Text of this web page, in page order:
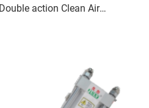
action Clean Air
anti-vêtements 10-25 fois/min